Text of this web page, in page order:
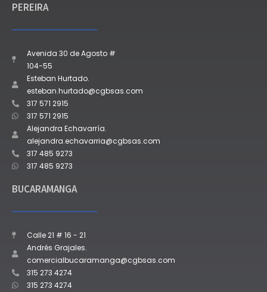
PEREIRA
Avenida 30 de Agosto #
104-55
Esteban Hurtado.
esteban.hurtado@cgbsas.com
317 571 2915
317 571 2915
Alejandra Echavarría.
alejandra.echavarria@cgbsas.com
317 485 9273
317 485 9273
BUCARAMANGA
Calle 21 # 16 - 21
Andrés Grajales.
comercialbucaramanga@cgbsas.com
315 273 4274
315 273 4274